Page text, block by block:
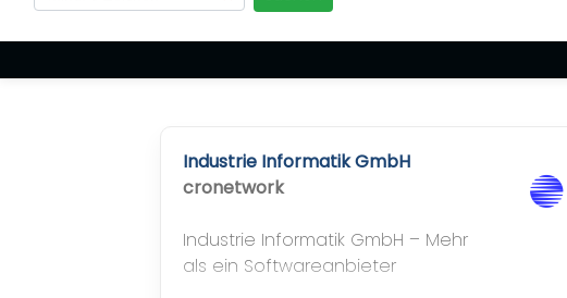
Industrie Informatik GmbH
cronetwork
Industrie Informatik GmbH – Mehr
als ein Softwareanbieter